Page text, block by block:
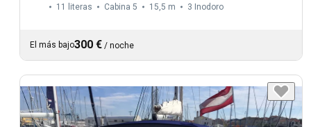
11 literas Cabina 5 15,5 m 3 Inodoro
El más bajo300 € / noche